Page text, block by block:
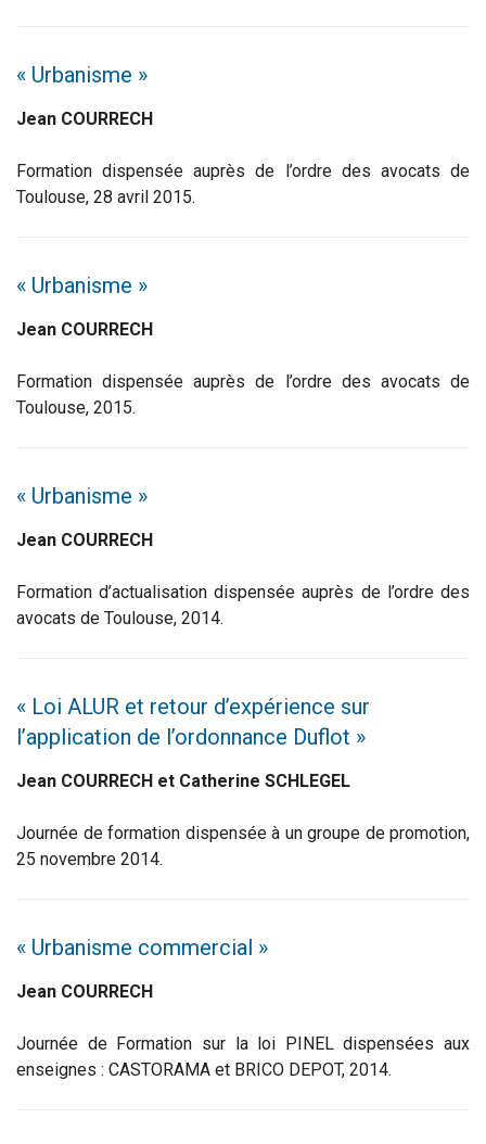
« Urbanisme »
Jean COURRECH
Formation dispensée auprès de l’ordre des avocats de
Toulouse, 28 avril 2015.
« Urbanisme »
Jean COURRECH
Formation dispensée auprès de l’ordre des avocats de
Toulouse, 2015.
« Urbanisme »
Jean COURRECH
Formation d’actualisation dispensée auprès de l’ordre des
avocats de Toulouse, 2014.
« Loi ALUR et retour d’expérience sur
l’application de l’ordonnance Duflot »
Jean COURRECH et Catherine SCHLEGEL
Journée de formation dispensée à un groupe de promotion,
25 novembre 2014.
« Urbanisme commercial »
Jean COURRECH
Journée de Formation sur la loi PINEL dispensées aux
enseignes : CASTORAMA et BRICO DEPOT, 2014.